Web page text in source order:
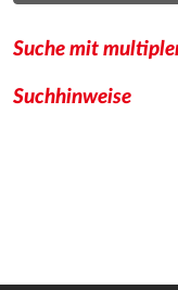
Suche mit
Suchhinweise